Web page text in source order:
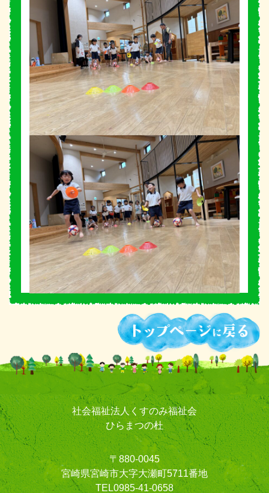
社会福祉法人くすのみ福祉会
ひらまつの杜
〒880-0045
宮崎県宮崎市大字大瀬町5711番地
TEL0985-41-0658